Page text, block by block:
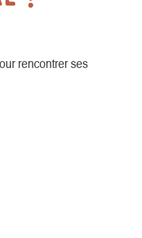
rencontrer ses